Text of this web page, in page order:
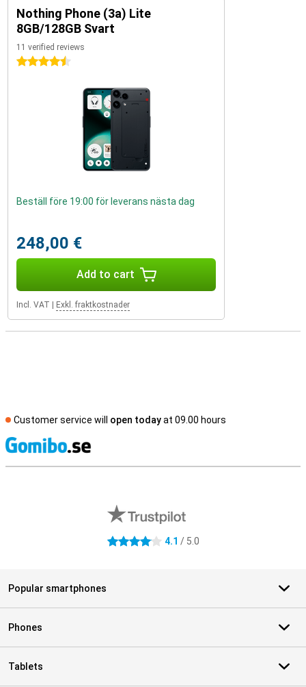
Nothing Phone (3a) Lite
8GB/128GB Svart
11 verified reviews
4.5 stars
Beställ före 19:00 för leverans nästa dag
248,00 €
Add to cart
Incl. VAT Exkl. fraktkostnader
Customer service will open todayat 09.00 hours
4.1 stars 4.1 / 5.0
Popular smartphones
Phones
Tablets